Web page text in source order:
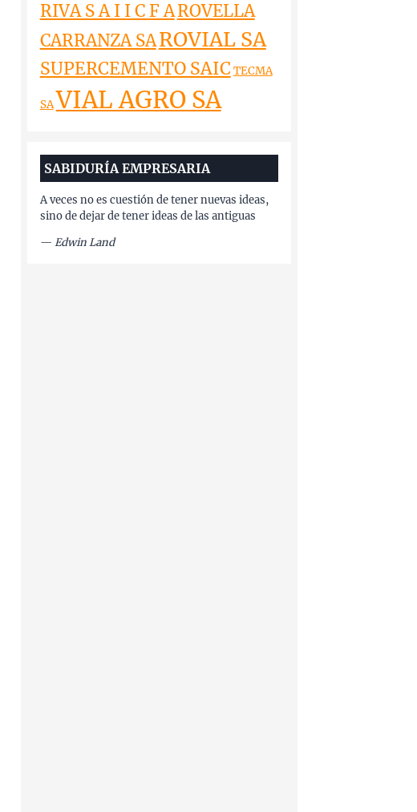
RIVA S A I I C F AROVELLA
CARRANZA SAROVIAL SA
SUPERCEMENTO SAIC TECMA
SAVIAL AGRO SA
SABIDURÍA EMPRESARIA
A veces no es cuestión de tener nuevas ideas,
sino de dejar de tener ideas de las antiguas
— Edwin Land